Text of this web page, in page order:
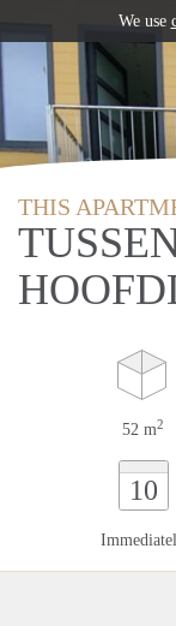
THIS
52 m2
10
We use